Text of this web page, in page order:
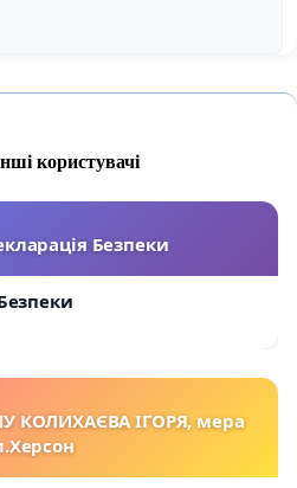
користувачі
Безпеки
КОЛИХАЄВА ІГОРЯ, мера